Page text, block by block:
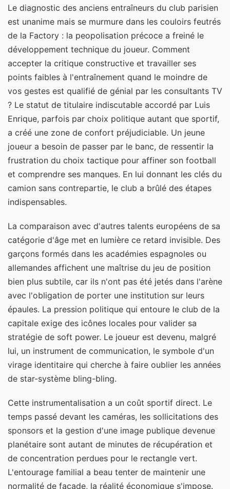
Le diagnostic des anciens entraîneurs du club parisien
est unanime mais se murmure dans les couloirs feutrés
de la Factory : la peopolisation précoce a freiné le
développement technique du joueur. Comment
accepter la critique constructive et travailler ses
points faibles à l'entraînement quand le moindre de
vos gestes est qualifié de génial par les consultants TV
? Le statut de titulaire indiscutable accordé par Luis
Enrique, parfois par choix politique autant que sportif,
a créé une zone de confort préjudiciable. Un jeune
joueur a besoin de passer par le banc, de ressentir la
frustration du choix tactique pour affiner son football
et comprendre ses manques. En lui donnant les clés du
camion sans contrepartie, le club a brûlé des étapes
indispensables.
La comparaison avec d'autres talents européens de sa
catégorie d'âge met en lumière ce retard invisible. Des
garçons formés dans les académies espagnoles ou
allemandes affichent une maîtrise du jeu de position
bien plus subtile, car ils n'ont pas été jetés dans l'arène
avec l'obligation de porter une institution sur leurs
épaules. La pression politique qui entoure le club de la
capitale exige des icônes locales pour valider sa
stratégie de soft power. Le joueur est devenu, malgré
lui, un instrument de communication, le symbole d'un
virage identitaire qui cherche à faire oublier les années
de star-système bling-bling.
Cette instrumentalisation a un coût sportif direct. Le
temps passé devant les caméras, les sollicitations des
sponsors et la gestion d'une image publique devenue
planétaire sont autant de minutes de récupération et
de concentration perdues pour le rectangle vert.
L'entourage familial a beau tenter de maintenir une
normalité de façade, la réalité économique s'impose.